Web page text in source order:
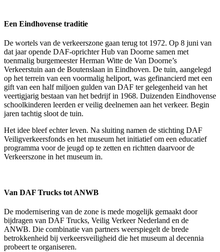
Een Eindhovense traditie
De wortels van de verkeerszone gaan terug tot 1972. Op 8 juni van
dat jaar opende DAF-oprichter Hub van Doorne samen met
toenmalig burgemeester Herman Witte de Van Doorne’s
Verkeerstuin aan de Boutenslaan in Eindhoven. De tuin, aangelegd
op het terrein van een voormalig heliport, was gefinancierd met een
gift van een half miljoen gulden van DAF ter gelegenheid van het
veertigjarig bestaan van het bedrijf in 1968. Duizenden Eindhovense
schoolkinderen leerden er veilig deelnemen aan het verkeer. Begin
jaren tachtig sloot de tuin.
Het idee bleef echter leven. Na sluiting namen de stichting DAF
Veiligverkeersfonds en het museum het initiatief om een educatief
programma voor de jeugd op te zetten en richtten daarvoor de
Verkeerszone in het museum in.
Van DAF Trucks tot ANWB
De modernisering van de zone is mede mogelijk gemaakt door
bijdragen van DAF Trucks, Veilig Verkeer Nederland en de
ANWB. Die combinatie van partners weerspiegelt de brede
betrokkenheid bij verkeersveiligheid die het museum al decennia
probeert te organiseren.